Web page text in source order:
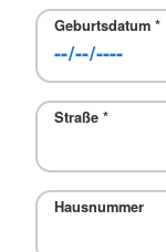
Geburtsdatum *
Straße *
Hausnummer